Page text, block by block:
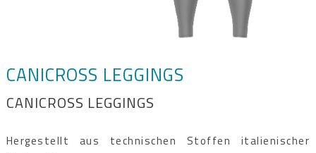
CANICROSS LEGGINGS
CANICROSS LEGGINGS
Hergestellt aus technischen Stoffen italienischer